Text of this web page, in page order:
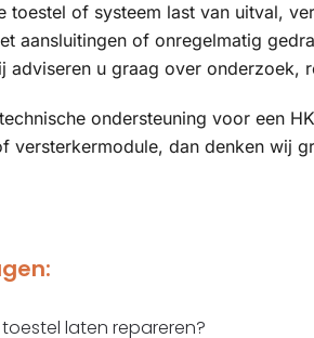
toestel of systeem last van uitval,
aansluitingen of onregelmatig
adviseren u graag over onderzoek,
ondersteuning voor een
versterkermodule, dan denken wij
laten repareren?